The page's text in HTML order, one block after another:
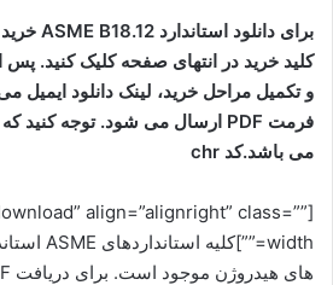
کلید خرید در انتهای صفحه کلیک کنید. پس
و تکمیل مراحل خرید، لینک دانلود ایمیل
فرمت PDF ارسال می شود. توجه کنید که نسخه
می باشد.کد chr
align=”alignright” class=””
width=””]کلیه استانداردهای ASME
های هیدروژن